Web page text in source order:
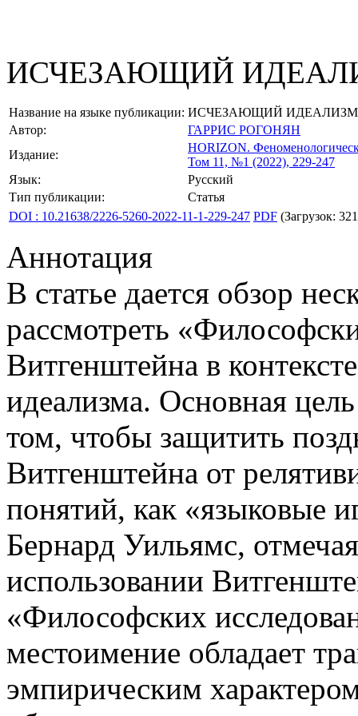
ИСЧЕЗАЮЩИЙ
Название на языке публикации: ИСЧЕЗАЮЩИЙ
Автор:
ГАРРИС РОГОНЯН
Издание:
HORIZON.
Том 11, №1 (2022), 229-247
Язык:
Русский
Тип публикации:
Статья
DOI : 10.21638/2226-5260-2022-11-1-229-247 PDF (Загрузок:
Аннотация
В статье дается обзор
рассмотреть
Витгенштейна в
идеализма. Основная
том, чтобы защитить
Витгенштейна от
понятий, как «языковые
Бернард Уильямс,
использовании
«Философских
местоимение обладает
эмпирическим